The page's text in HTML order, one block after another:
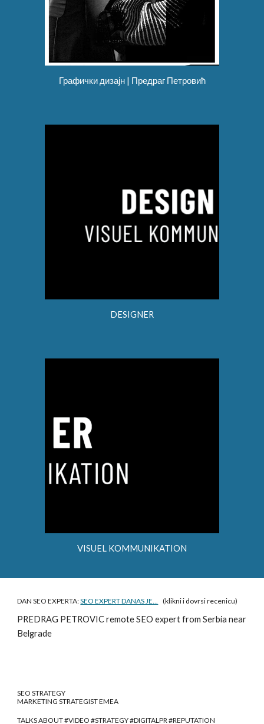
Графички дизајн | Предраг Петровић
DESIGNER
VISUEL KOMMUNIKATION
DAN SEO EXPERTA:SEO EXPERT DANAS JE... (klikni i dovrsi recenicu)
PREDRAG PETROVICremote SEO expert from Serbia near
Belgrade
SEO STRATEGY
MARKETING STRATEGIST EMEA
TALKS ABOUT #VIDEO #STRATEGY #DIGITALPR #REPUTATION